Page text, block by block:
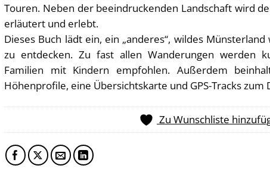
Touren. Neben der beeindruckenden Landschaft wird
erläutert und erlebt.
Dieses Buch lädt ein, ein „anderes“, wildes
zu entdecken. Zu fast allen Wanderungen werden
Familien mit Kindern empfohlen. Außerdem
Höhenprofile, eine Übersichtskarte und GPS-Tracks zum
Zu Wunschliste